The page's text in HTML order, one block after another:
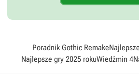
Poradnik Gothic Remake
Najlepsze gry 2025 rokuWiedźmin 4